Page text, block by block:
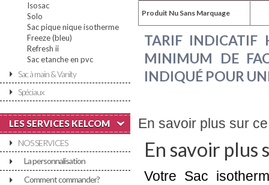
Produit Nu Sans Marquage
TARIF INDICATIF
MINIMUM DE
INDIQUÉ POUR
En savoir plus sur
En savoir plus
Votre Sac
Isosac
Solo
Sac pique nique isotherme
Freeze (bleu)
Refresh ii
Sac etanche en pvc
Sac à main & Vanity
Spéciaux
LES SERVICES KELCOM
NOS SERVICES
La personnalisation
Comment commander?